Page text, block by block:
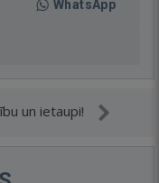
WhatsApp
un ietaupi!